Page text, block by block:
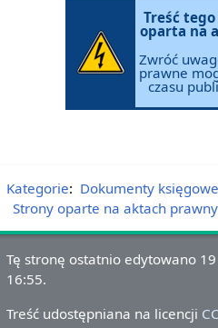
Treść
oparta na
Zwróć
prawne
czasu
Kategorie: Dokumenty księgowe
Strony oparte na aktach
Tę stronę ostatnio edytowano
16:55.
Treść udostępniana na licencji